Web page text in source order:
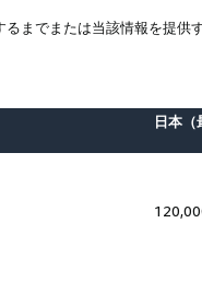
までまたは当該情報を提供
日本（